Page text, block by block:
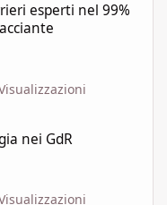
esperti nel 99%
nei GdR